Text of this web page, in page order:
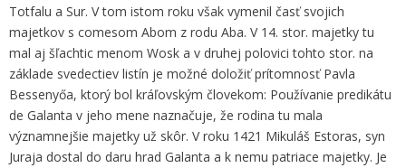
Totfalu a Sur. V tom istom roku však vymenil časť svojich
majetkov s comesom Abom z rodu Aba. V 14. stor. majetky tu
mal aj šľachtic menom Wosk a v druhej polovici tohto stor. na
základe svedectiev listín je možné doložiť prítomnosť Pavla
Bessenyőa, ktorý bol kráľovským človekom: Používanie predikátu
de Galanta v jeho mene naznačuje, že rodina tu mala
významnejšie majetky už skôr. V roku 1421 Mikuláš Estoras, syn
Juraja dostal do daru hrad Galanta a k nemu patriace majetky. Je